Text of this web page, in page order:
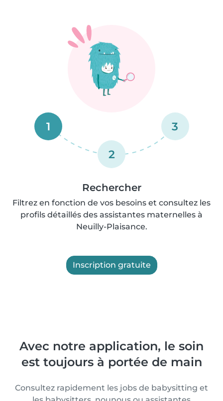
1
2
3
Rechercher
Filtrez en fonction de vos besoins et consultez les
profils détaillés des assistantes maternelles à
Neuilly-Plaisance.
Inscription gratuite
Avec notre application, le soin
est toujours à portée de main
Consultez rapidement les jobs de babysitting et